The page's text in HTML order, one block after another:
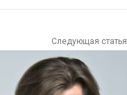
Следующая статья